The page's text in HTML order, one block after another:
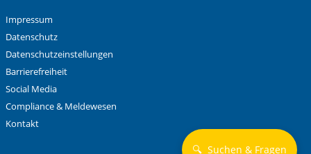
Impressum
Datenschutz
Datenschutzeinstellungen
Barrierefreiheit
Social Media
Compliance & Meldewesen
Kontakt
🔍 Suchen & Fragen